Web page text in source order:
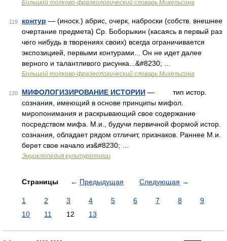
Большой толково-фразеологический словарь Михельсона
119 контур — (иноск.) абрис, очерк, наброски (собств. внешнее
очертание предмета) Ср. Боборыкин (касаясь в первый раз
чего нибудь в творениях своих) всегда ограничивается
экспозицией, первыми контурами... Он не идет далее
верного и талантливого рисунка...&#8230; …
Большой толково-фразеологический словарь Михельсона
120 МИФОЛОГИЗИРОВАНИЕ ИСТОРИИ — тип истор.
сознания, имеющий в основе принципы мифол.
миропонимания и раскрывающий свое содержание
посредством мифа. М.и., будучи первичной формой истор.
сознания, обладает рядом отличит, признаков. Раннее М.и.
берет свое начало из&#8230; …
Энциклопедия культурологии
Страницы ← Предыдущая Следующая →
1 2 3 4 5 6 7 8
9
10
11 12 13